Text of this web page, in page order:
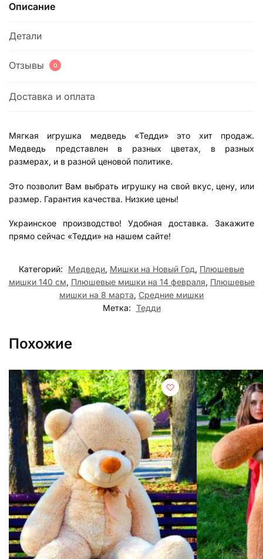
Описание
Детали
Отзывы 0
Доставка и оплата
Мягкая игрушка медведь «Тедди» это хит продаж.
Медведь представлен в разных цветах, в разных
размерах, и в разной ценовой политике.
Это позволит Вам выбрать игрушку на свой вкус, цену, или
размер. Гарантия качества. Низкие цены!
Украинское производство! Удобная доставка. Закажите
прямо сейчас «Тедди» на нашем сайте!
Категорий: Медведи, Мишки на Новый Год, Плюшевые
мишки 140 см, Плюшевые мишки на 14 февраля, Плюшевые
мишки на 8 марта, Средние мишки
Метка: Тедди
Похожие